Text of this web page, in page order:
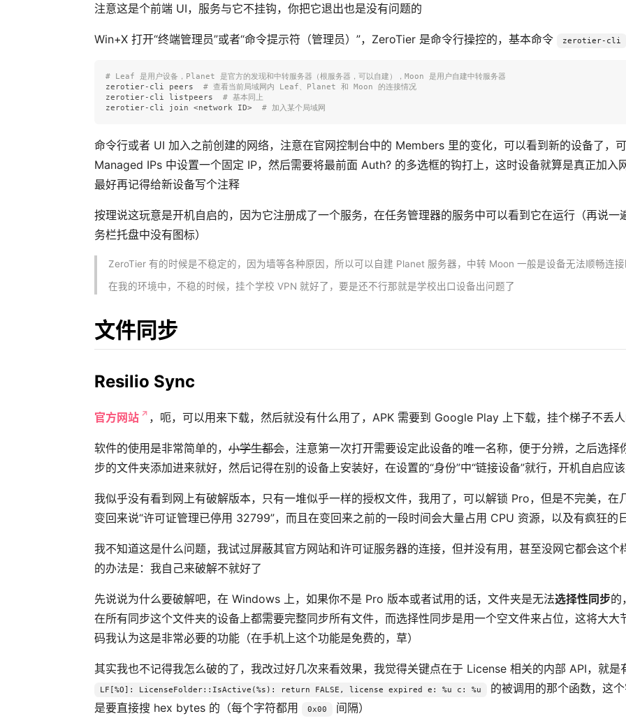
注意这是个前端 UI，服务与它不挂钩，你把它退出也是没有问题的
Win+X 打开“终端管理员”或者“命令提示符（管理员）”，ZeroTier 是命令行操控的，基本命令 zerotier-cli
# Leaf 是用户设备，Planet 是官方的发现和中转服务器（根服务器，可以自建），Moon 是用户自建中转服务器
zerotier-cli peers # 查看当前局域网内 Leaf、Planet 和 Moon 的连接情况
zerotier-cli listpeers # 基本同上
zerotier-cli join <network ID> # 加入某个局域网
命令行或者 UI 加入之前创建的网络，注意在官网控制台中的 Members 里的变化，可以看到新的设备了，
Managed IPs 中设置一个固定 IP，然后需要将最前面 Auth? 的多选框的钩打上，这时设备就算是真正加入
最好再记得给新设备写个注释
按理说这玩意是开机自启的，因为它注册成了一个服务，在任务管理器的服务中可以看到它在运行（再说一
务栏托盘中没有图标）
ZeroTier 有的时候是不稳定的，因为墙等各种原因，所以可以自建 Planet 服务器，中转 Moon 一般是设备无法顺畅连
在我的环境中，不稳的时候，挂个学校 VPN 就好了，要是还不行那就是学校出口设备出问题了
文件同步
Resilio Sync
官方网站 ，呃，可以用来下载，然后就没有什么用了，APK 需要到 Google Play 上下载，挂个梯子不丢
软件的使用是非常简单的， 小学生都会，注意第一次打开需要设定此设备的唯一名称，便于分辨，之后选择
步的文件夹添加进来就好，然后记得在别的设备上安装好，在设置的“身份”中“链接设备”就行，开机自启应
我似乎没有看到网上有破解版本，只有一堆似乎一样的授权文件，我用了，可以解锁 Pro，但是不完美，在
变回来说“许可证管理已停用 32799”，而且在变回来之前的一段时间会大量占用 CPU 资源，以及有疯狂的
我不知道这是什么问题，我试过屏蔽其官方网站和许可证服务器的连接，但并没有用，甚至没网它都会这个
的办法是：我自己来破解不就好了
先说说为什么要破解吧，在 Windows 上，如果你不是 Pro 版本或者试用的话，文件夹是无法选择性同步的
在所有同步这个文件夹的设备上都需要完整同步所有文件，而选择性同步是用一个空文件来占位，这将大大
码我认为这是非常必要的功能（在手机上这个功能是免费的，草）
其实我也不记得我怎么破的了，我改过好几次来看效果，我觉得关键点在于 License 相关的内部 API，就是
LF[%O]: LicenseFolder::IsActive(%s): return FALSE, license expired e: %u c: %u
的被调用的那个函数，这
是要直接搜 hex bytes 的（每个字符都用
0x00 间隔）